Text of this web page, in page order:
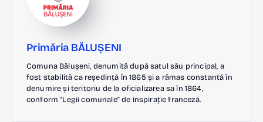
Primăria BĂLUȘENI
Comuna Bălușeni, denumită după satul său principal, a
fost stabilită ca reședință în 1865 și a rămas constantă în
denumire și teritoriu de la oficializarea sa în 1864,
conform "Legii comunale" de inspirație franceză.